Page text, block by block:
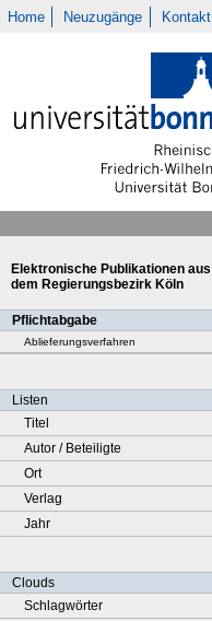
Home Neuzugänge Kontakt
Elektronische Publikationen aus
dem Regierungsbezirk Köln
Pflichtabgabe
Ablieferungsverfahren
Listen
Titel
Autor / Beteiligte
Ort
Verlag
Jahr
Clouds
Schlagwörter